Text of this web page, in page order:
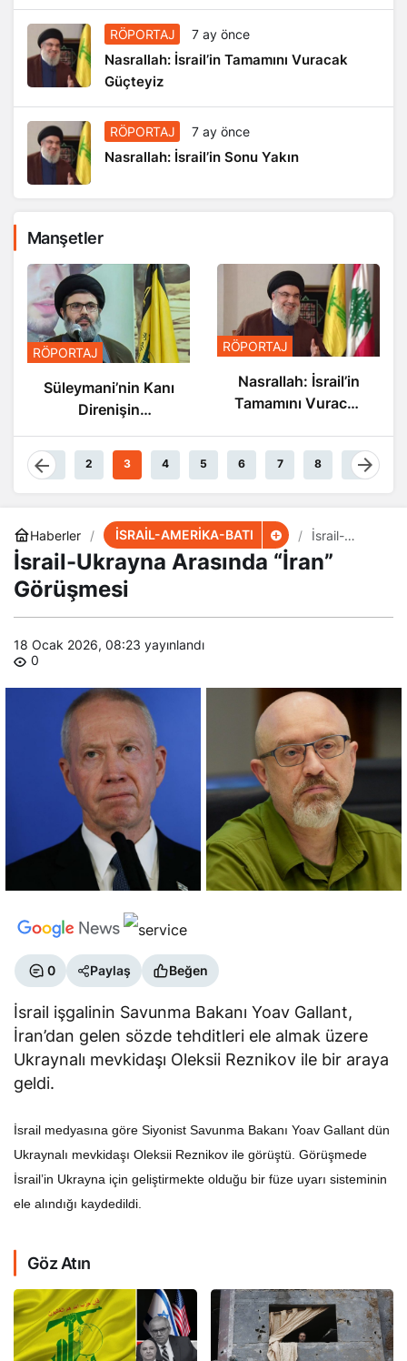
RÖPORTAJ 7 ay önce
Nasrallah: İsrail’in Tamamını Vuracak
Güçteyiz
RÖPORTAJ 7 ay önce
Nasrallah: İsrail’in Sonu Yakın
Manşetler
RÖPORTAJ
Süleymani’nin Kanı
Direnişin
Damarlarında
Akıyor
RÖPORTAJ
Nasrallah: İsrail’in
Tamamını Vuracak
1 2 3 4 5 6 7 8 9
Haberler İSRAİL-AMERİKA-BATI
İsrail-
Ukrayna
Arasında
İsrail-Ukrayna Arasında “İran”
Görüşmesi
18 Ocak 2026, 08:23 yayınlandı
0
0 Paylaş Beğen
İsrail işgalinin Savunma Bakanı Yoav Gallant,
İran’dan gelen sözde tehditleri ele almak üzere
Ukraynalı mevkidaşı Oleksii Reznikov ile bir araya
geldi.
İsrail medyasına göre Siyonist Savunma Bakanı Yoav Gallant dün
Ukraynalı mevkidaşı Oleksii Reznikov ile görüştü. Görüşmede
İsrail’in Ukrayna için geliştirmekte olduğu bir füze uyarı sisteminin
ele alındığı kaydedildi.
Göz Atın